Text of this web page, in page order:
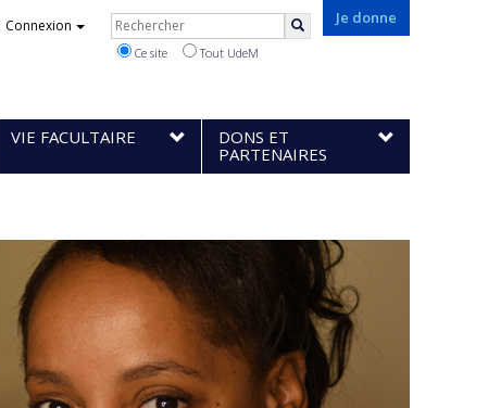
Je donne
Connexion Rechercher
Ce site Tout UdeM
VIE FACULTAIRE
DONS ET
PARTENAIRES